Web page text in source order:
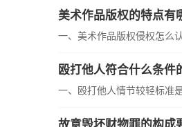
美术作品版权的特点有
一、美术作品版权侵权怎么
殴打他人符合什么条件
一、殴打他人情节较轻标准